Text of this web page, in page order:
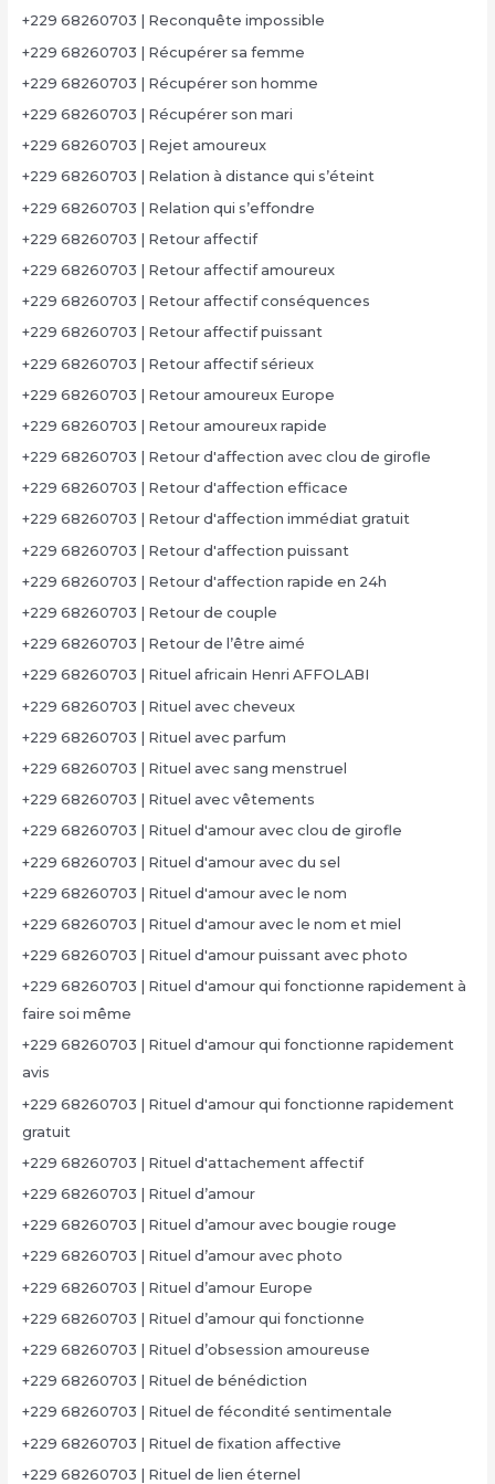
+229 68260703 | Reconquête impossible
+229 68260703 | Récupérer sa femme
+229 68260703 | Récupérer son homme
+229 68260703 | Récupérer son mari
+229 68260703 | Rejet amoureux
+229 68260703 | Relation à distance qui s’éteint
+229 68260703 | Relation qui s’effondre
+229 68260703 | Retour affectif
+229 68260703 | Retour affectif amoureux
+229 68260703 | Retour affectif conséquences
+229 68260703 | Retour affectif puissant
+229 68260703 | Retour affectif sérieux
+229 68260703 | Retour amoureux Europe
+229 68260703 | Retour amoureux rapide
+229 68260703 | Retour d'affection avec clou de girofle
+229 68260703 | Retour d'affection efficace
+229 68260703 | Retour d'affection immédiat gratuit
+229 68260703 | Retour d'affection puissant
+229 68260703 | Retour d'affection rapide en 24h
+229 68260703 | Retour de couple
+229 68260703 | Retour de l’être aimé
+229 68260703 | Rituel africain Henri AFFOLABI
+229 68260703 | Rituel avec cheveux
+229 68260703 | Rituel avec parfum
+229 68260703 | Rituel avec sang menstruel
+229 68260703 | Rituel avec vêtements
+229 68260703 | Rituel d'amour avec clou de girofle
+229 68260703 | Rituel d'amour avec du sel
+229 68260703 | Rituel d'amour avec le nom
+229 68260703 | Rituel d'amour avec le nom et miel
+229 68260703 | Rituel d'amour puissant avec photo
+229 68260703 | Rituel d'amour qui fonctionne rapidement à
faire soi même
+229 68260703 | Rituel d'amour qui fonctionne rapidement
avis
+229 68260703 | Rituel d'amour qui fonctionne rapidement
gratuit
+229 68260703 | Rituel d'attachement affectif
+229 68260703 | Rituel d’amour
+229 68260703 | Rituel d’amour avec bougie rouge
+229 68260703 | Rituel d’amour avec photo
+229 68260703 | Rituel d’amour Europe
+229 68260703 | Rituel d’amour qui fonctionne
+229 68260703 | Rituel d’obsession amoureuse
+229 68260703 | Rituel de bénédiction
+229 68260703 | Rituel de fécondité sentimentale
+229 68260703 | Rituel de fixation affective
+229 68260703 | Rituel de lien éternel